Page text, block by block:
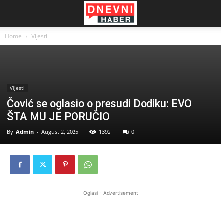
Home Vijesti
Vijesti
Čović se oglasio o presudi Dodiku: EVO
ŠTA MU JE PORUČIO
By Admin - August 2, 2025 1392 0
Oglasi - Advertisement